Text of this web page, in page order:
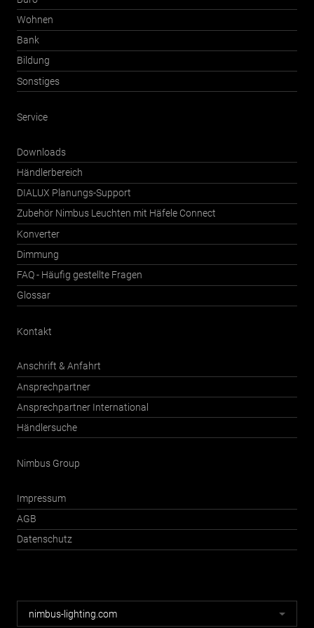
Wohnen
Bank
Bildung
Sonstiges
Service
Downloads
Händlerbereich
DIALUX Planungs-Support
Zubehör Nimbus Leuchten mit Häfele Connect
Konverter
Dimmung
FAQ - Häufig gestellte Fragen
Glossar
Kontakt
Anschrift & Anfahrt
Ansprechpartner
Ansprechpartner International
Händlersuche
Nimbus Group
Impressum
AGB
Datenschutz
Nimbus
nimbus-lighting.com